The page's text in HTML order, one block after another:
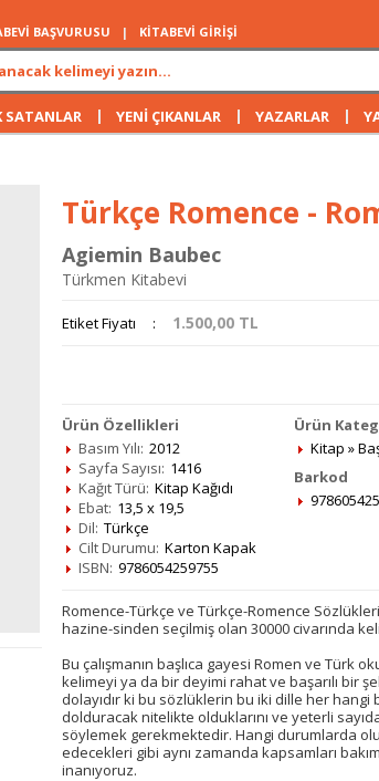
BAŞVURUSU | KİTABEVİ GİRİŞİ
SATANLAR | YENİ ÇIKANLAR | YAZARLAR |
Türkçe Romence -
Agiemin Baubec
Türkmen Kitabevi
Etiket Fiyatı : 1.500,00 TL
Ürün Özellikleri
Basım Yılı: 2012
Sayfa Sayısı: 1416
Kağıt Türü: Kitap Kağıdı
Ebat: 13,5 x 19,5
Dil: Türkçe
Cilt Durumu: Karton Kapak
ISBN: 9786054259755
Ürün
Kitap »
Barkod
Romence-Türkçe ve Türkçe-Romence
hazine-sinden seçilmiş olan 30000 civarında
Bu çalışmanın başlıca gayesi Romen ve Türk
kelimeyi ya da bir deyimi rahat ve başarılı bir
dolayıdır ki bu sözlüklerin bu iki dille her
dolduracak nitelikte olduklarını ve yeterli
söylemek gerekmektedir. Hangi durumlarda
edecekleri gibi aynı zamanda kapsamları
inanıyoruz.